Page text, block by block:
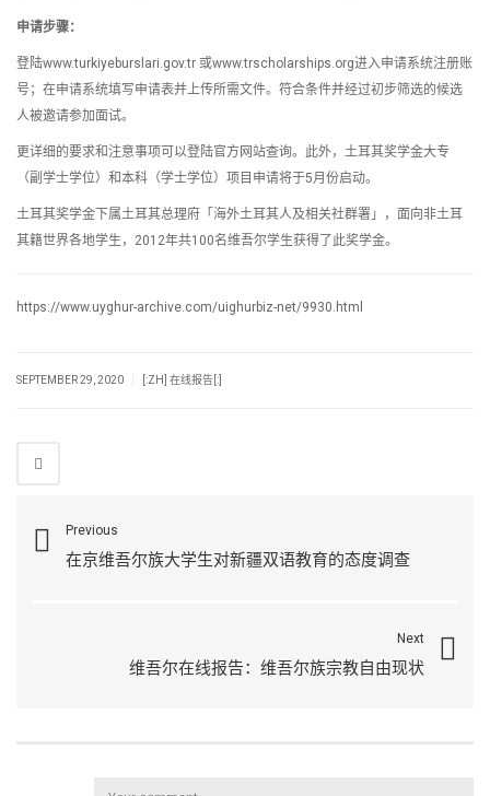
申请步骤：
登陆www.turkiyeburslari.gov.tr 或www.trscholarships.org进入申请系统注册账
号；在申请系统填写申请表并上传所需文件。符合条件并经过初步筛选的候选
人被邀请参加面试。
更详细的要求和注意事项可以登陆官方网站查询。此外，土耳其奖学金大专
（副学士学位）和本科（学士学位）项目申请将于5月份启动。
土耳其奖学金下属土耳其总理府「海外土耳其人及相关社群署」，面向非土耳
其籍世界各地学生，2012年共100名维吾尔学生获得了此奖学金。
https://www.uyghur-archive.com/uighurbiz-net/9930.html
SEPTEMBER 29, 2020 [:ZH] 在线报告[:]
Previous
在京维吾尔族大学生对新疆双语教育的态度调查
Next
维吾尔在线报告：维吾尔族宗教自由现状